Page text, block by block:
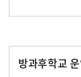
방과후학교